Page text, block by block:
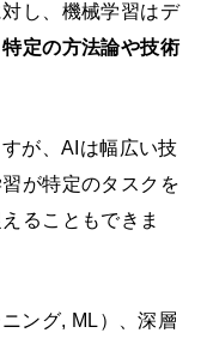
し、機械学習はデ
特定の方法論や技術
が、AIは幅広い技
が特定のタスクを
ることもできま
ング, ML）、深層